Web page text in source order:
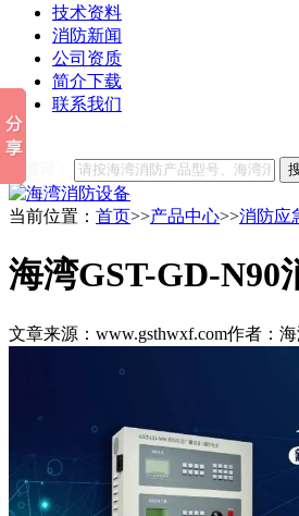
技术资料
消防新闻
公司资质
简介下载
联系我们
他们都在搜索:
当前位置： 首页>>产品中心>>消防应
海湾GST-GD-
文章来源：www.gsthwxf.com作者：